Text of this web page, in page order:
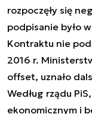
rozpoczęły się
podpisanie było
Kontraktu nie
2016 r.
offset, uznało
Według rządu
ekonomicznym i